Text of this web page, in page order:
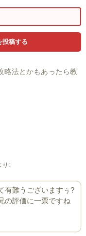
略法とかもあったら教
り:
有難うございますぅ?
の評価に一票ですね